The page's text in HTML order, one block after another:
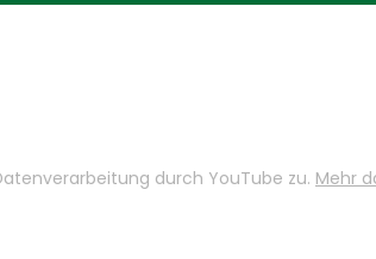
durch YouTube zu. Mehr